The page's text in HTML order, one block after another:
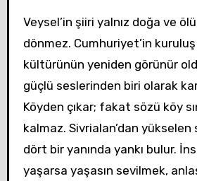
Veysel’in şiiri yalnız doğa ve
dönmez. Cumhuriyet’in kuruluş
kültürünün yeniden görünür
güçlü seslerinden biri olarak
Köyden çıkar; fakat sözü köy
kalmaz. Sivrialan’dan
dört bir yanında yankı bulur.
yaşarsa yaşasın sevilmek,